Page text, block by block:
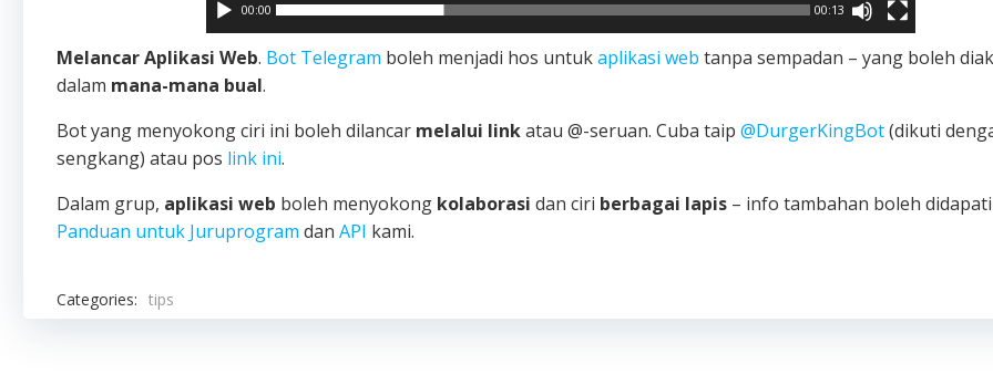
00:00 00:13
Melancar Aplikasi Web. Bot Telegram boleh menjadi hos untukaplikasi web tanpa sempadan – yang boleh
dalam mana-mana bual.
Bot yang menyokong ciri ini boleh dilancar melalui linkatau @-seruan. Cuba taip @DurgerKingBot(dikuti
sengkang) atau pos link ini.
Dalam grup, aplikasi web boleh menyokong kolaborasi dan ciri berbagai lapis – info tambahan boleh
Panduan untuk Juruprogram dan API kami.
Categories: tips